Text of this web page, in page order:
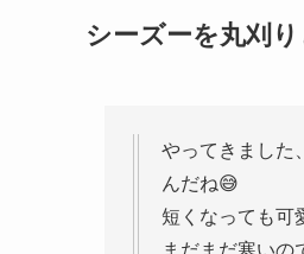
シーズーを丸刈り
やってきました
んだね😅
短くなっても可